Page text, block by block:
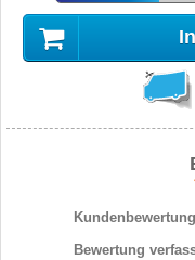
Bewertung